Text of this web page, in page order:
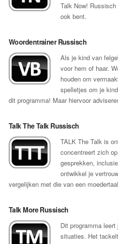
Talk Now!
ook bent.
Woordentrainer Russisch
Als je kind van
voor hem of haar.
houden om
spelletjes om je
dit programma! Maar hiervoor
Talk The Talk Russisch
TALK The Talk is
concentreert zich
gesprekken,
ontwikkel je
vergelijken met die van een
Talk More Russisch
Dit programma
situaties. Het